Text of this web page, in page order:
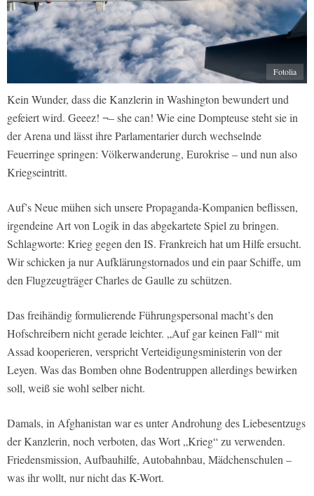
Fotolia
Kein Wunder, dass die Kanzlerin in Washington bewundert und
gefeiert wird. Geeez! ¬– she can! Wie eine Dompteuse steht sie in
der Arena und lässt ihre Parlamentarier durch wechselnde
Feuerringe springen: Völkerwanderung, Eurokrise – und nun also
Kriegseintritt.
Auf’s Neue mühen sich unsere Propaganda-Kompanien beflissen,
irgendeine Art von Logik in das abgekartete Spiel zu bringen.
Schlagworte: Krieg gegen den IS. Frankreich hat um Hilfe ersucht.
Wir schicken ja nur Aufklärungstornados und ein paar Schiffe, um
den Flugzeugträger Charles de Gaulle zu schützen.
Das freihändig formulierende Führungspersonal macht’s den
Hofschreibern nicht gerade leichter. „Auf gar keinen Fall“ mit
Assad kooperieren, verspricht Verteidigungsministerin von der
Leyen. Was das Bomben ohne Bodentruppen allerdings bewirken
soll, weiß sie wohl selber nicht.
Damals, in Afghanistan war es unter Androhung des Liebesentzugs
der Kanzlerin, noch verboten, das Wort „Krieg“ zu verwenden.
Friedensmission, Aufbauhilfe, Autobahnbau, Mädchenschulen –
was ihr wollt, nur nicht das K-Wort.